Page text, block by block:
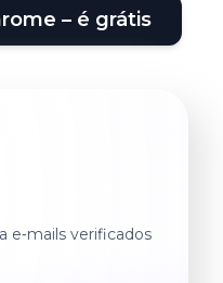
– é grátis
e‑mails verificados